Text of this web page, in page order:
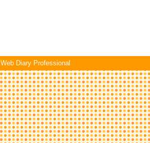
Web Diary Professional